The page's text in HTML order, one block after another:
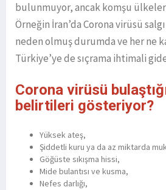
bulunmuyor, ancak komşu
Örneğin İran’da Corona virüsü
neden olmuş durumda ve her ne
Türkiye’ye de sıçrama ihtimali
Corona virüsü
belirtileri gösteriyor?
Yüksek ateş,
Şiddetli kuru ya da az miktarda
Göğüste sıkışma hissi,
Mide bulantısı ve kusma,
Nefes darlığı,